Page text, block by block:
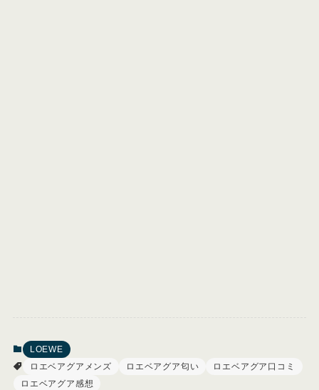
LOEWE
ロエベアグアメンズ
ロエベアグア匂い
ロエベアグア口コミ
ロエベアグア感想